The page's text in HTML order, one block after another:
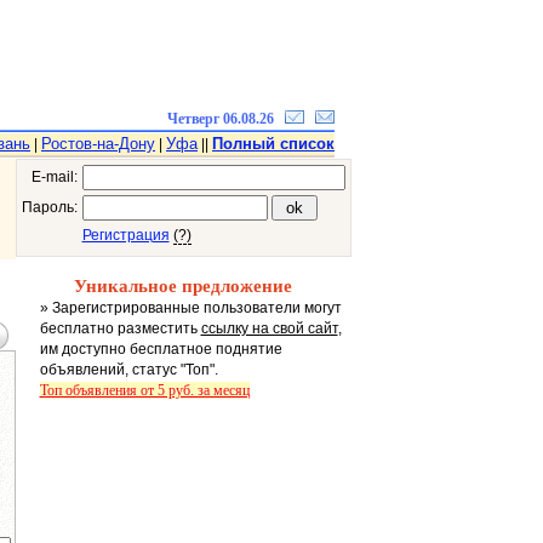
Четверг 06.08.26
Ростов-на-Дону Уфа|| Полный список
E-mail:
Пароль:
Регистрация (?)
Уникальное предложение
» Зарегистрированные пользователи могут
бесплатно разместить ссылку на свой сайт,
им доступно бесплатное поднятие
объявлений, статус "Топ".
Топ объявления от 5 руб. за месяц